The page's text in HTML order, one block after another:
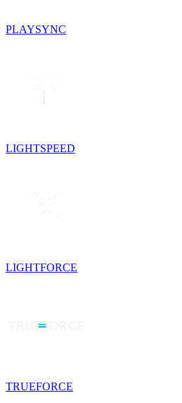
PLAYSYNC
LIGHTSPEED
LIGHTFORCE
TRUEFORCE